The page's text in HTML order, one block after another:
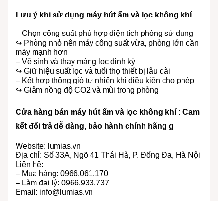
Lưu ý khi sử dụng máy hút ẩm và lọc không khí
– Chọn công suất phù hợp diện tích phòng sử dụng
↬ Phòng nhỏ nên máy công suất vừa, phòng lớn cần
máy mạnh hơn
– Vệ sinh và thay màng lọc định kỳ
↬ Giữ hiệu suất lọc và tuổi thọ thiết bị lâu dài
– Kết hợp thông gió tự nhiên khi điều kiện cho phép
↬ Giảm nồng độ CO2 và mùi trong phòng
Cửa hàng bán máy hút ẩm và lọc không khí : Cam
kết đổi trả dễ dàng, bảo hành chính hãng g
Website: lumias.vn
Địa chỉ: Số 33A, Ngõ 41 Thái Hà, P. Đống Đa, Hà Nội
Liên hệ:
– Mua hàng: 0966.061.170
– Làm đại lý: 0966.933.737
Email: info@lumias.vn